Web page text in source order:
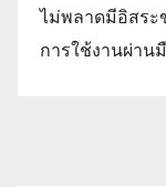
ไม่พลาดมีอิสระ
การใช้งานผ่าน